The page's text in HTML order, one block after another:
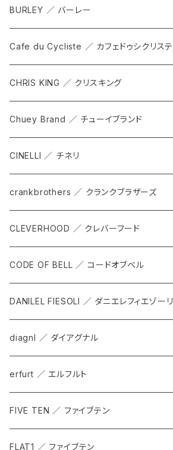
WPRT
DEX
GRIP SLING
SHADOW
KOMPAK
TKS
SACOCHE
ACCESSORY
サドル
カンビウム
メンテナンス
BURLEY ／ バーレー
Cafe du Cycliste ／ カフェドゥシクリステ
ALL
TOPS
BOTTOMS
ACCESORRIES
RIDE ACCESORRIES
CHRIS KING ／ クリスキング
Chuey Brand ／ チューイブランド
CINELLI ／ チネリ
crankbrothers ／ クランクブラザーズ
CLEVERHOOD ／ クレバーフード
CODE OF BELL ／ コードオブベル
DANILEL FIESOLI ／ ダニエレフィエゾーリ
diagnl ／ ダイアグナル
erfurt ／ エルフルト
FIVE TEN ／ ファイブテン
FLAT1 ／ ファイブテン